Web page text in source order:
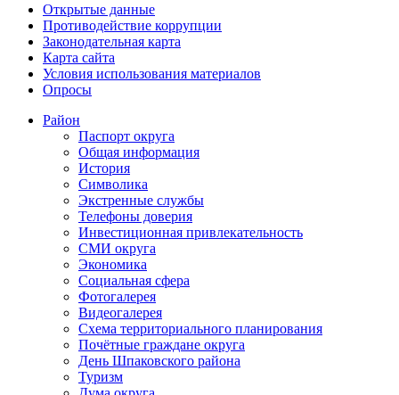
Открытые данные
Противодействие коррупции
Законодательная карта
Карта сайта
Условия использования материалов
Опросы
Район
Паспорт округа
Общая информация
История
Символика
Экстренные службы
Телефоны доверия
Инвестиционная привлекательность
СМИ округа
Экономика
Социальная сфера
Фотогалерея
Видеогалерея
Схема территориального планирования
Почётные граждане округа
День Шпаковского района
Туризм